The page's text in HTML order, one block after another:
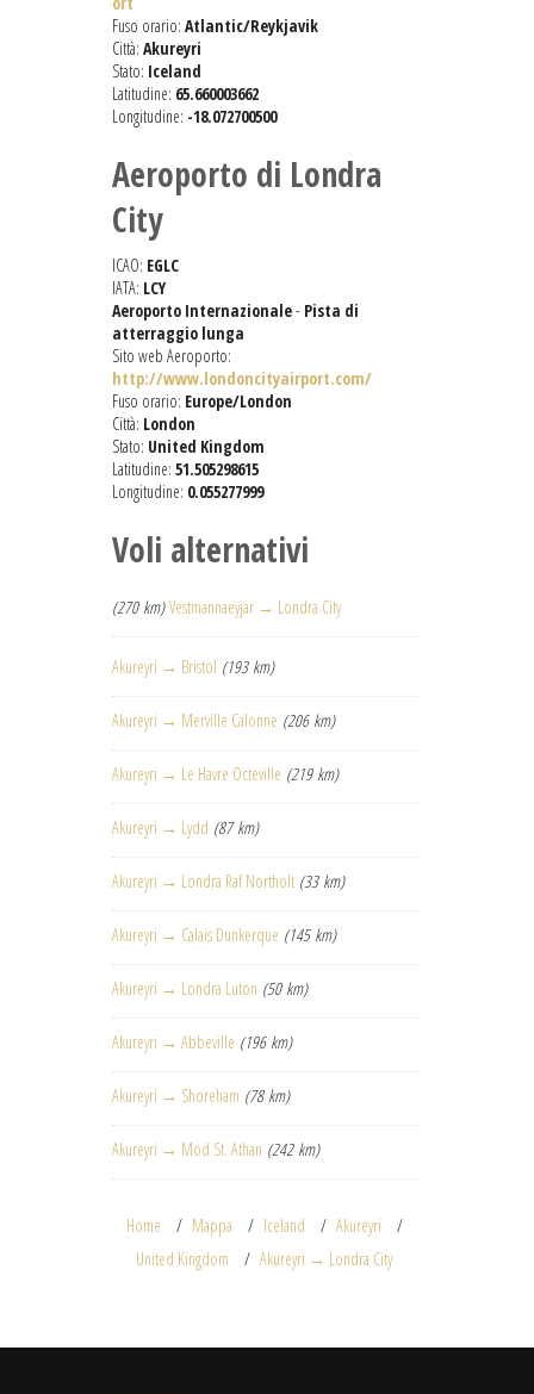
Fuso orario: Atlantic/Reykjavik
Città: Akureyri
Stato: Iceland
Latitudine: 65.660003662
Longitudine: -18.072700500
Aeroporto di Londra
City
ICAO: EGLC
IATA: LCY
Aeroporto Internazionale- Pista di
atterraggio lunga
Sito web Aeroporto:
http://www.londoncityairport.com/
Fuso orario: Europe/London
Città: London
Stato: United Kingdom
Latitudine: 51.505298615
Longitudine: 0.055277999
Voli alternativi
(270 km) Vestmannaeyjar → Londra City
Akureyri → Bristol (193 km)
Akureyri → Merville Calonne (206 km)
Akureyri → Le Havre Octeville (219 km)
Akureyri → Lydd (87 km)
Akureyri → Londra Raf Northolt (33 km)
Akureyri → Calais Dunkerque (145 km)
Akureyri → Londra Luton (50 km)
Akureyri → Abbeville (196 km)
Akureyri → Shoreham (78 km)
Akureyri → Mod St. Athan (242 km)
Home Mappa Iceland
Akureyri
United Kingdom
Akureyri → Londra City